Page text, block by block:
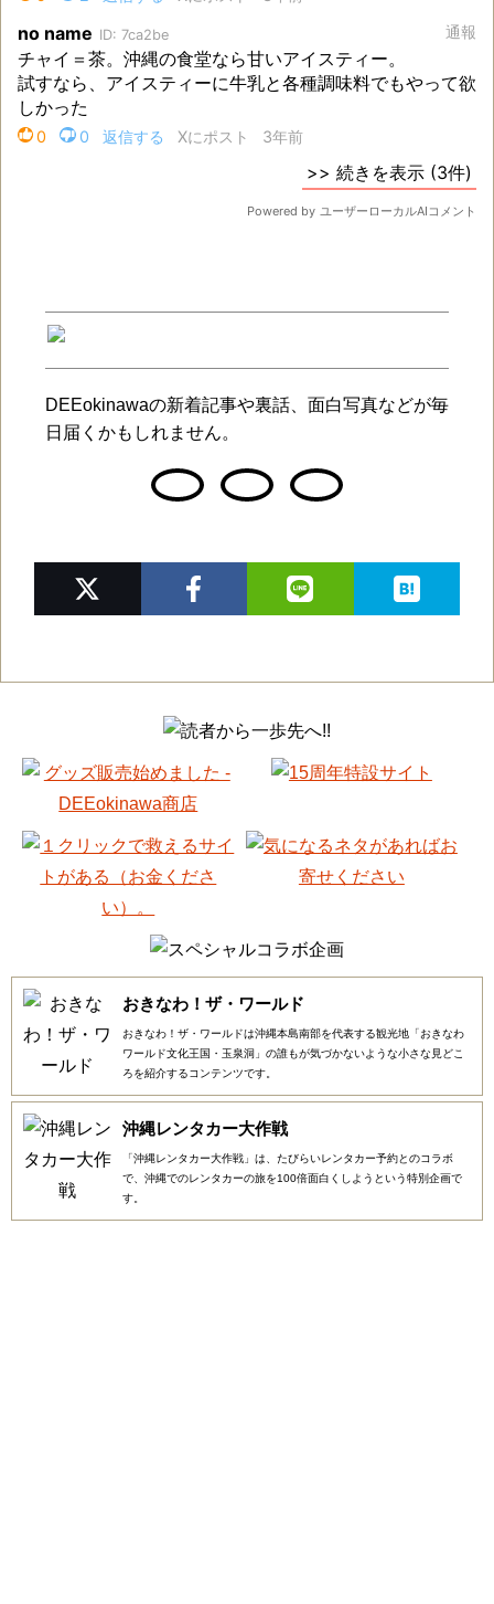
DEEokinawaの新着記事や裏話、面白写真などが毎
日届くかもしれません。
おきなわ！ザ・ワールド
おきなわ！ザ・ワールドは沖縄本島南部を代表する観光地「おきなわ
ワールド文化王国・玉泉洞」の誰もが気づかないような小さな見どこ
ろを紹介するコンテンツです。
沖縄レンタカー大作戦
「沖縄レンタカー大作戦」は、たびらいレンタカー予約とのコラボ
で、沖縄でのレンタカーの旅を100倍面白くしようという特別企画で
す。